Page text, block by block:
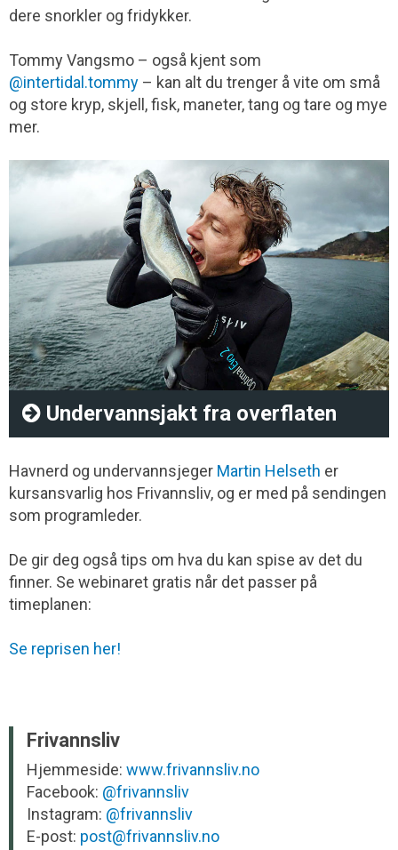
dere snorkler og fridykker.
Tommy Vangsmo – også kjent som
@intertidal.tommy – kan alt du trenger å vite om små
og store kryp, skjell, fisk, maneter, tang og tare og mye
mer.
Undervannsjakt fra overflaten
Havnerd og undervannsjeger Martin Helseth er
kursansvarlig hos Frivannsliv, og er med på sendingen
som programleder.
De gir deg også tips om hva du kan spise av det du
finner. Se webinaret gratis når det passer på
timeplanen:
Se reprisen her!
Frivannsliv
Hjemmeside: www.frivannsliv.no
Facebook: @frivannsliv
Instagram: @frivannsliv
E-post: post@frivannsliv.no